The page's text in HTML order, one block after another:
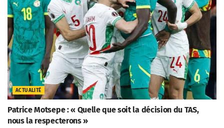
ACTUALITÉ
Patrice Motsepe : « Quelle que soit la décision du TAS,
nous la respecterons »